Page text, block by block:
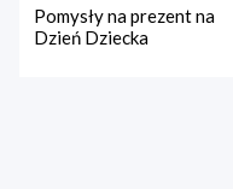
Pomysły na prezent na
Dzień Dziecka